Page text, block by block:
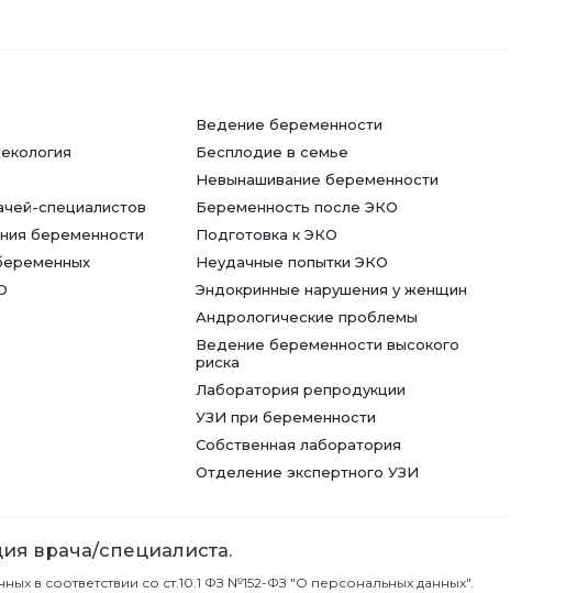
специалистов
беременности
Ведение беременности
Бесплодие в семье
Невынашивание беременности
Беременность после ЭКО
Подготовка к ЭКО
Неудачные попытки ЭКО
Эндокринные нарушения у женщин
Андрологические проблемы
Ведение беременности высокого
риска
Лаборатория репродукции
УЗИ при беременности
Собственная лаборатория
Отделение экспертного УЗИ
врача/специалиста.
в соответствии со ст.10.1 ФЗ №152-ФЗ "О персональных данных".